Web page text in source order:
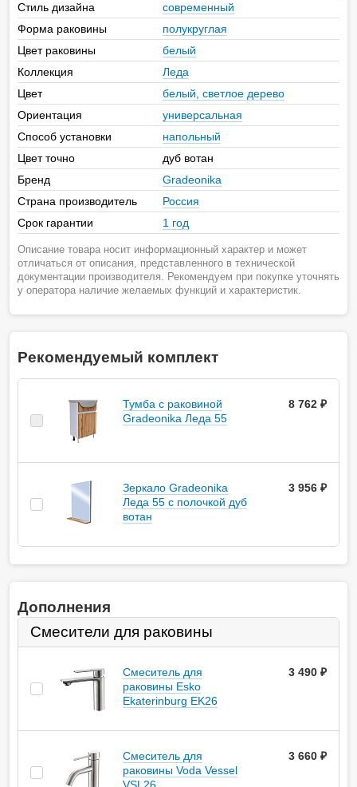
Стиль дизайна
современный
Форма раковины
полукруглая
Цвет раковины
белый
Коллекция
Леда
Цвет
белый, светлое дерево
Ориентация
универсальная
Способ установки
напольный
Цвет точно
дуб вотан
Бренд
Gradeonika
Страна производитель
Россия
Срок гарантии
1 год
Описание товара носит информационный характер и может
отличаться от описания, представленного в технической
документации производителя. Рекомендуем при покупке уточнять
у оператора наличие желаемых функций и характеристик.
Рекомендуемый комплект
Тумба с раковиной
Gradeonika Леда 55
8 762 ₽
Зеркало Gradeonika
Леда 55 с полочкой дуб
вотан
3 956 ₽
Дополнения
Смесители для раковины
Смеситель для
раковины Esko
Ekaterinburg EK26
3 490
Смеситель для
раковины Voda Vessel
3 660